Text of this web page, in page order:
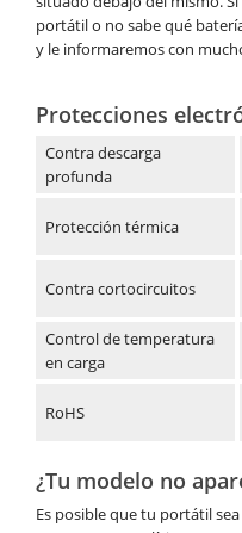
portátil o no sabe qué
y le informaremos con
Protecciones
Contra descarga
profunda
Protección térmica
Contra cortocircuitos
Control de temperatura
en carga
RoHS
¿Tu modelo no
Es posible que tu portátil